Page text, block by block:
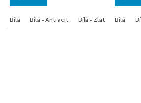
Bílá Bílá - Antracit Bílá - Zlatý dubBílá